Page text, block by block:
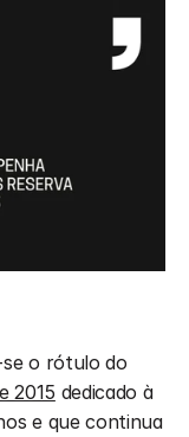
2015 dedicado à
e que continua